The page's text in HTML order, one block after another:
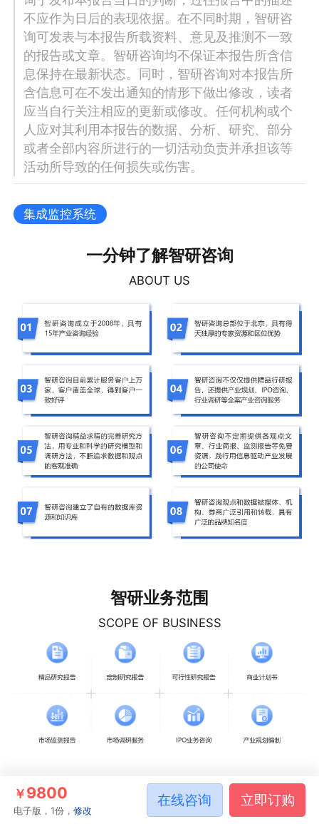
不应作为日后的表现依据。在不同时期，智研咨
询可发表与本报告所载资料、意见及推测不一致
的报告或文章。智研咨询均不保证本报告所含信
息保持在最新状态。同时，智研咨询对本报告所
含信息可在不发出通知的情形下做出修改，读者
应当自行关注相应的更新或修改。任何机构或个
人应对其利用本报告的数据、分析、研究、部分
或者全部内容所进行的一切活动负责并承担该等
活动所导致的任何损失或伤害。
集成监控系统
一分钟了解智研咨询
ABOUT US
智研业务范围
SCOPE OF BUSINESS
￥9800
电子版，1份，修改
在线咨询 立即订购